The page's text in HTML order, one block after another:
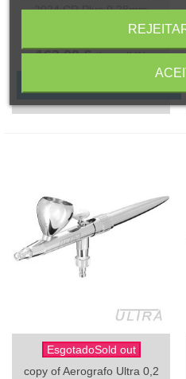
2024 CR Plus 0,28mm
Referência: 121231
163,00 € (com IVA)
EsgotadoSold out
copy of Aerografo Ultra 0,2